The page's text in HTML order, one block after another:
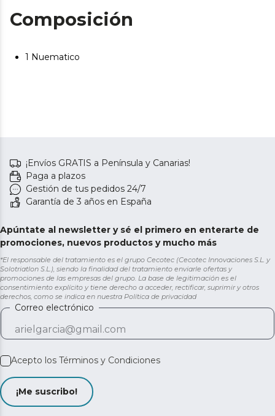
Composición
1 Nuematico
¡Envíos GRATIS a Península y Canarias!
Paga a plazos
Gestión de tus pedidos 24/7
Garantía de 3 años en España
Apúntate al newsletter y sé el primero en enterarte de
promociones, nuevos productos y mucho más
*El responsable del tratamiento es el grupo Cecotec (Cecotec Innovaciones S.L. y
Solotriatlon S.L.), siendo la finalidad del tratamiento enviarle ofertas y
promociones de las empresas del grupo. La base de legitimación es el
consentimiento explícito y tiene derecho a acceder, rectificar, suprimir y otros
derechos, como se indica en nuestra Política de privacidad
Correo electrónico
Acepto los Términos y Condiciones
¡Me suscribo!